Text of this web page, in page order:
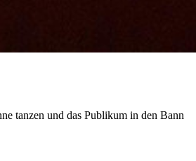
tanzen und das Publikum in den Bann